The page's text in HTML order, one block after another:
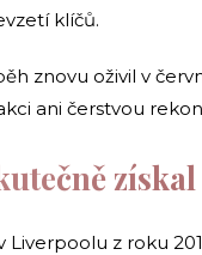
klíčů.
znovu oživil v
ani čerstvou
získal
Liverpoolu z roku